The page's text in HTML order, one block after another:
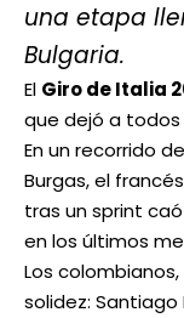
una etapa
Bulgaria.
El Giro de Italia
que dejó a
En un recorrido
Burgas, el
tras un sprint
en los últimos
Los
solidez: